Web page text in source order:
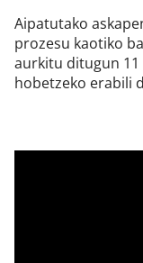
Aipatutako
prozesu kaotiko
aurkitu ditugun
hobetzeko erabili